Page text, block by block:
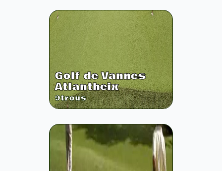
Golf de Vannes
Atlantheix
9trous